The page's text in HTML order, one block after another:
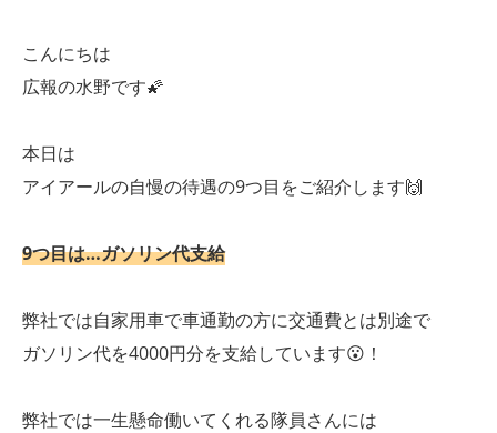
こんにちは
広報の水野です🌠
本日は
アイアールの自慢の待遇の9つ目をご紹介します🙌
9つ目は…ガソリン代支給
弊社では自家用車で車通勤の方に交通費とは別途で
ガソリン代を4000円分を支給しています😮！
弊社では一生懸命働いてくれる隊員さんには